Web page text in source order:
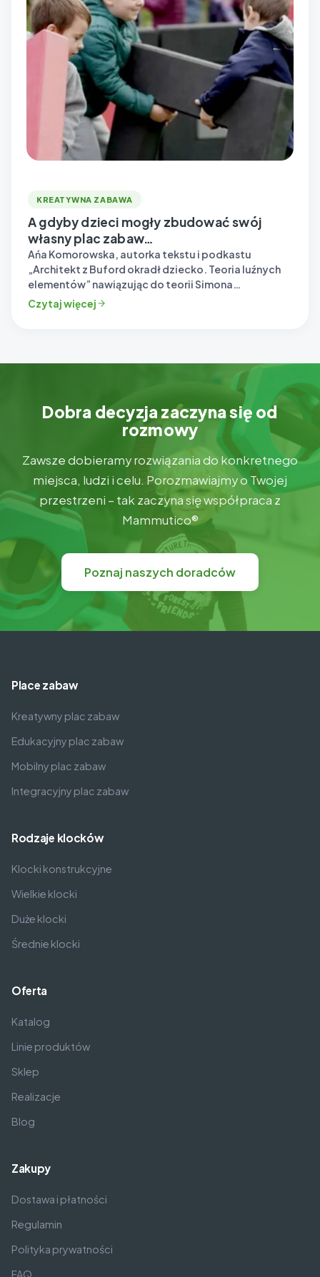
KREATYWNA ZABAWA
A gdyby dzieci mogły zbudować swój
własny plac zabaw…
Ańa Komorowska, autorka tekstu i podkastu
„Architekt z Buford okradł dziecko. Teoria luźnych
elementów” nawiązując do teorii Simona
Nicholsona, podkreśla,…
Czytaj więcej
Dobra decyzja zaczyna się od
rozmowy
Zawsze dobieramy rozwiązania do konkretnego
miejsca, ludzi i celu. Porozmawiajmy o Twojej
przestrzeni – tak zaczyna się współpraca z
Mammutico®
Poznaj naszych doradców
Place zabaw
Kreatywny plac zabaw
Edukacyjny plac zabaw
Mobilny plac zabaw
Integracyjny plac zabaw
Rodzaje klocków
Klocki konstrukcyjne
Wielkie klocki
Duże klocki
Średnie klocki
Oferta
Katalog
Linie produktów
Sklep
Realizacje
Blog
Zakupy
Dostawa i płatności
Regulamin
Polityka prywatności
FAQ